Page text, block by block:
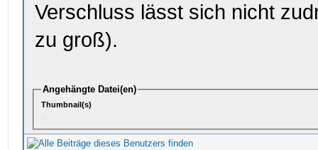
Verschluss lässt sich nicht
zu groß).
Angehängte Datei(en)
Thumbnail(s)